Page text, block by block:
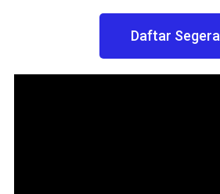
Daftar Segera